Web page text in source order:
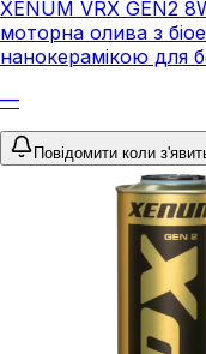
XENUM VRX GEN2
моторна олива з
нанокерамікою для
—
Повідомити коли